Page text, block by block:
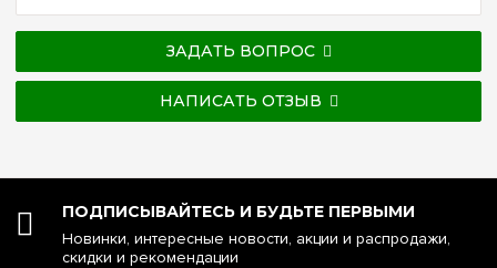
ЗАДАТЬ ВОПРОС
НАПИСАТЬ ОТЗЫВ
ПОДПИСЫВАЙТЕСЬ И БУДЬТЕ ПЕРВЫМИ
Новинки, интересные новости, акции и распродажи,
скидки и рекомендации